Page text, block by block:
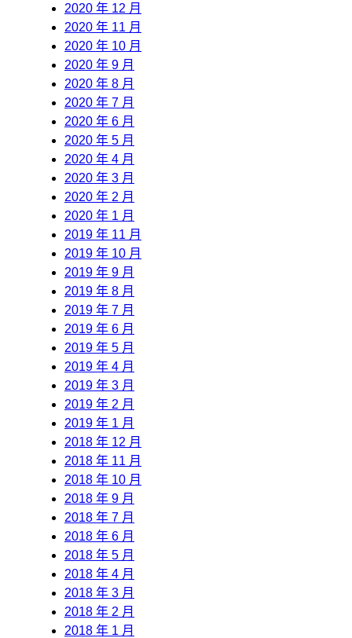
2020 年 12 月
2020 年 11 月
2020 年 10 月
2020 年 9 月
2020 年 8 月
2020 年 7 月
2020 年 6 月
2020 年 5 月
2020 年 4 月
2020 年 3 月
2020 年 2 月
2020 年 1 月
2019 年 11 月
2019 年 10 月
2019 年 9 月
2019 年 8 月
2019 年 7 月
2019 年 6 月
2019 年 5 月
2019 年 4 月
2019 年 3 月
2019 年 2 月
2019 年 1 月
2018 年 12 月
2018 年 11 月
2018 年 10 月
2018 年 9 月
2018 年 7 月
2018 年 6 月
2018 年 5 月
2018 年 4 月
2018 年 3 月
2018 年 2 月
2018 年 1 月